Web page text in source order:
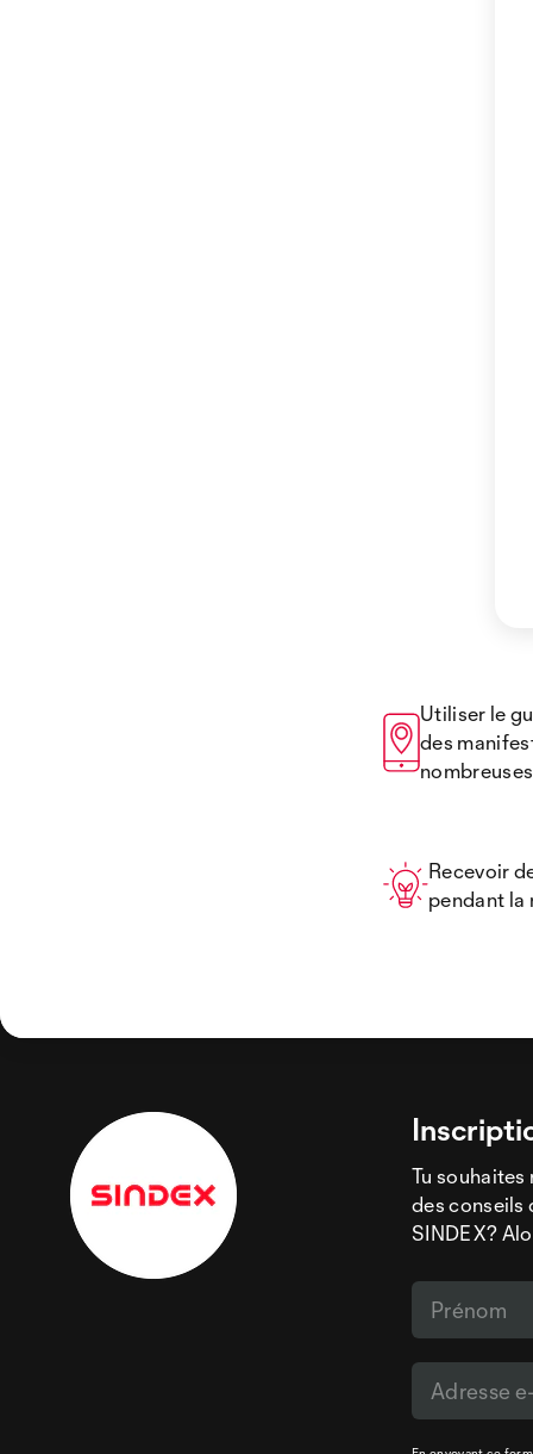
Utiliser le
des
Recevoir
pendant la
Tu
des conseils
SINDEX?